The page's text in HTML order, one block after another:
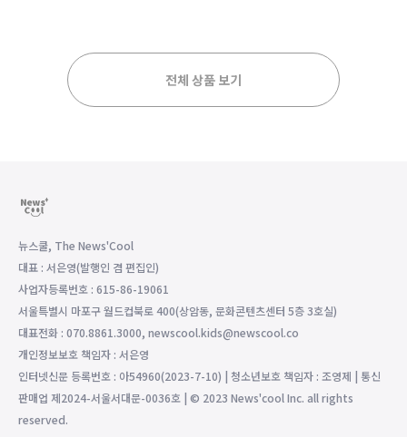
전체 상품 보기
뉴스쿨, The News'Cool
대표 : 서은영(발행인 겸 편집인)
사업자등록번호 : 615-86-19061
서울특별시 마포구 월드컵북로 400(상암동, 문화콘텐츠센터 5층 3호실)
대표전화 : 070.8861.3000, newscool.kids@newscool.co
개인정보보호 책임자 : 서은영
인터넷신문 등록번호 : 아54960(2023-7-10) | 청소년보호 책임자 : 조영제 | 통신
판매업 제2024-서울서대문-0036호 | © 2023 News'cool Inc. all rights
reserved.